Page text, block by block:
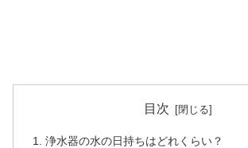
目次
浄水器の水の日持ちはどれくらい？